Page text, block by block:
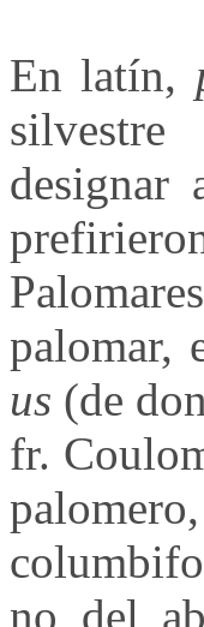
En latín,
silvestre
designar
palomar,
us (de
fr.
no del